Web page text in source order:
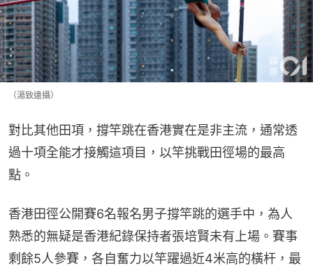
（湯致遠攝）
對比其他田項，撐竿跳在香港實在是非主流，通常透
過十項全能才接觸這項目，以竿挑戰田徑場的最高
點。
香港田徑公開賽6名報名男子撐竿跳的選手中，為人
熟悉的無疑是香港紀錄保持者張培賢未有上場。賽事
剩餘5人參賽，各自奮力以竿躍過近4米高的橫杆，最